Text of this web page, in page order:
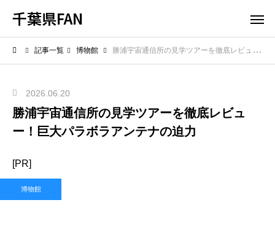
千葉県FAN
記事一覧 博物館 勝浦宇宙通信所の見学ツアーを徹底レビュー！巨大パラボラアンテナの迫力
2026.06.20
勝浦宇宙通信所の見学ツアーを徹底レビュ
ー！巨大パラボラアンテナの迫力
[PR]
博物館